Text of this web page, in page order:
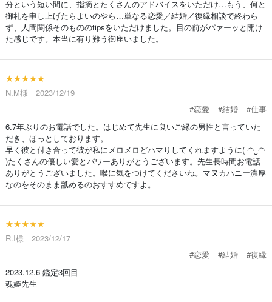
分という短い間に、指摘とたくさんのアドバイスをいただけ…もう、何と
御礼を申し上げたらよいのやら…単なる恋愛／結婚／復縁相談で終わら
ず、人間関係そのもののtipsをいただけました。目の前がパァーッと開け
た感じです。本当に有り難う御座いました。
★★★★★
N.M様 2023/12/19
#恋愛
#結婚
#仕事
6.7年ぶりのお電話でした。はじめて先生に良いご縁の男性と言っていた
だき、ほっとしております。
早く彼と付き合って彼が私にメロメロどハマりしてくれますように( ◠‿◠
)たくさんの優しい愛とパワーありがとうございます。先生長時間お電話
ありがとうございました。喉に気をつけてくださいね。マヌカハニー濃厚
なのをそのまま舐めるのおすすめですよ。
★★★★★
R.I様 2023/12/17
#恋愛
#結婚
#復縁
2023.12.6 鑑定3回目
魂姫先生